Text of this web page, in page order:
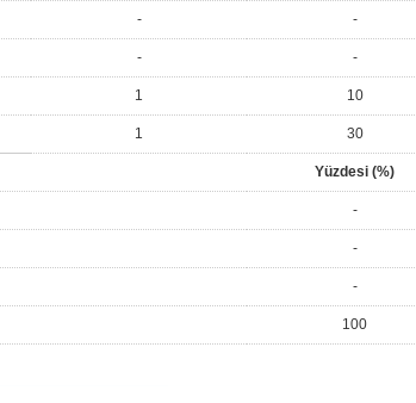
- -
- -
1 10
1 30
Yüzdesi (%)
-
-
-
100